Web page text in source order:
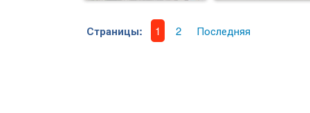
Страницы: 1 2 Последняя